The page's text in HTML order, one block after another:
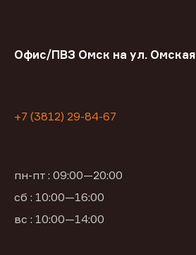
Офис/ПВЗ Омск на ул. Омская
+7 (3812) 29-84-67
пн-пт : 09:00—20:00
сб : 10:00—16:00
вс : 10:00—14:00